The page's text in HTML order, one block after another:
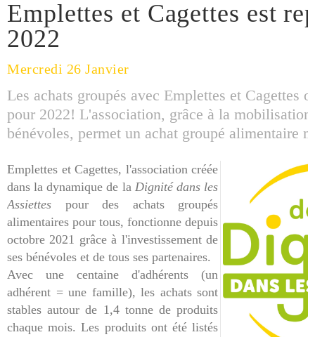
Emplettes et Cagettes est
2022
Mercredi 26 Janvier
Les achats groupés avec Emplettes et Cagettes
pour 2022! L'association, grâce à la mobilisation
bénévoles, permet un achat groupé alimentaire
Emplettes et Cagettes, l'association créée
dans la dynamique de la Dignité dans les
Assiettes pour des achats groupés
alimentaires pour tous, fonctionne depuis
octobre 2021 grâce à l'investissement de
ses bénévoles et de tous ses partenaires.
Avec une centaine d'adhérents (un
adhérent = une famille), les achats sont
stables autour de 1,4 tonne de produits
chaque mois. Les produits ont été listés